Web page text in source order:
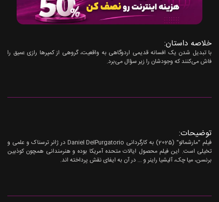
خلاصه داستان:
با تبدیل شدن یک افسانه قدیمی اردوگاهی به واقعیت، گروهی از کمپرها رازی عمیق را
فاش می‌کنند که وجودشان را زیر سؤال می‌برد.
توضیحات:
فیلم "مارشمالو" (2025) به کارگردانی Daniel DelPurgatorio در ژانر ترسناک و علمی و
تخیلی است. این فیلم محصول ایالات متحده آمریکا بوده و هنرمندانی همچون کوذبین
برنسن، میا چک، آلیشیا راینر و ... در آن به ایفای نقش پرداخته اند.